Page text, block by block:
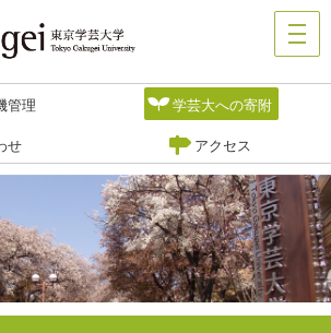
管理 学芸大への寄附
せ アクセス